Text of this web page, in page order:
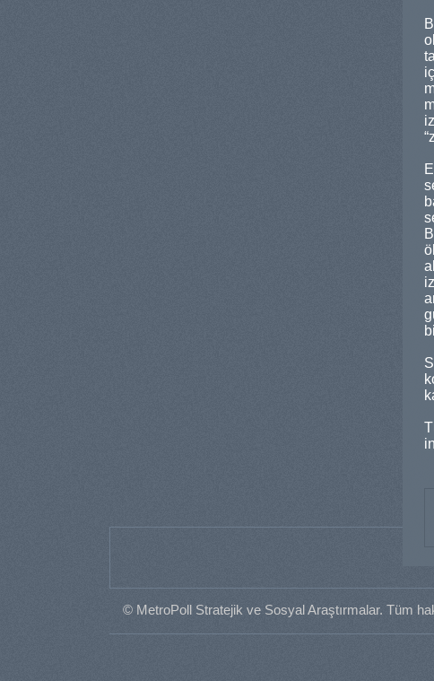
© MetroPoll Stratejik ve Sosyal Araştırmalar. Tüm